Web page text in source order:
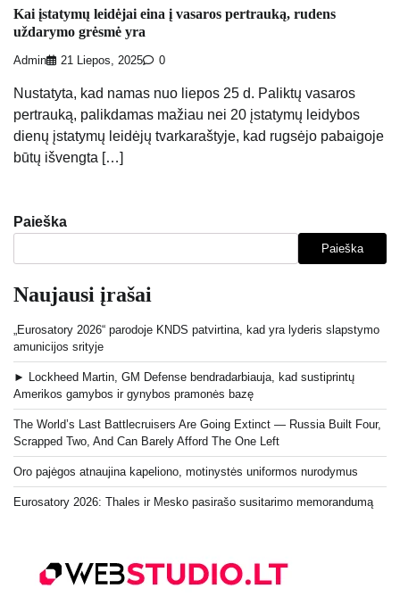
Kai įstatymų leidėjai eina į vasaros pertrauką, rudens
uždarymo grėsmė yra
Admin 21 Liepos, 2025 0
Nustatyta, kad namas nuo liepos 25 d. Paliktų vasaros
pertrauką, palikdamas mažiau nei 20 įstatymų leidybos
dienų įstatymų leidėjų tvarkaraštyje, kad rugsėjo pabaigoje
būtų išvengta […]
Paieška
Paieška
Naujausi įrašai
„Eurosatory 2026“ parodoje KNDS patvirtina, kad yra lyderis slapstymo
amunicijos srityje
► Lockheed Martin, GM Defense bendradarbiauja, kad sustiprintų
Amerikos gamybos ir gynybos pramonės bazę
The World’s Last Battlecruisers Are Going Extinct — Russia Built Four,
Scrapped Two, And Can Barely Afford The One Left
Oro pajėgos atnaujina kapeliono, motinystės uniformos nurodymus
Eurosatory 2026: Thales ir Mesko pasirašo susitarimo memorandumą